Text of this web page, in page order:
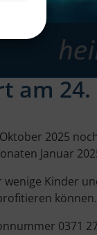
am
2025
Januar
Kinder
können.
0371